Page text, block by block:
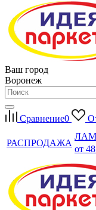
Ваш город
Воронеж
Сравнение0
РАСПРОДАЖА
от